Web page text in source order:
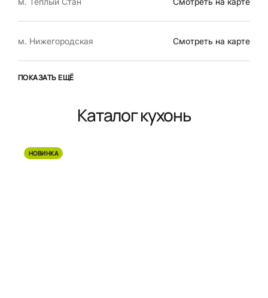
м. Нижегородская Смотреть на карте
ПОКАЗАТЬ ЕЩЁ
Каталог кухонь
НОВИНКА